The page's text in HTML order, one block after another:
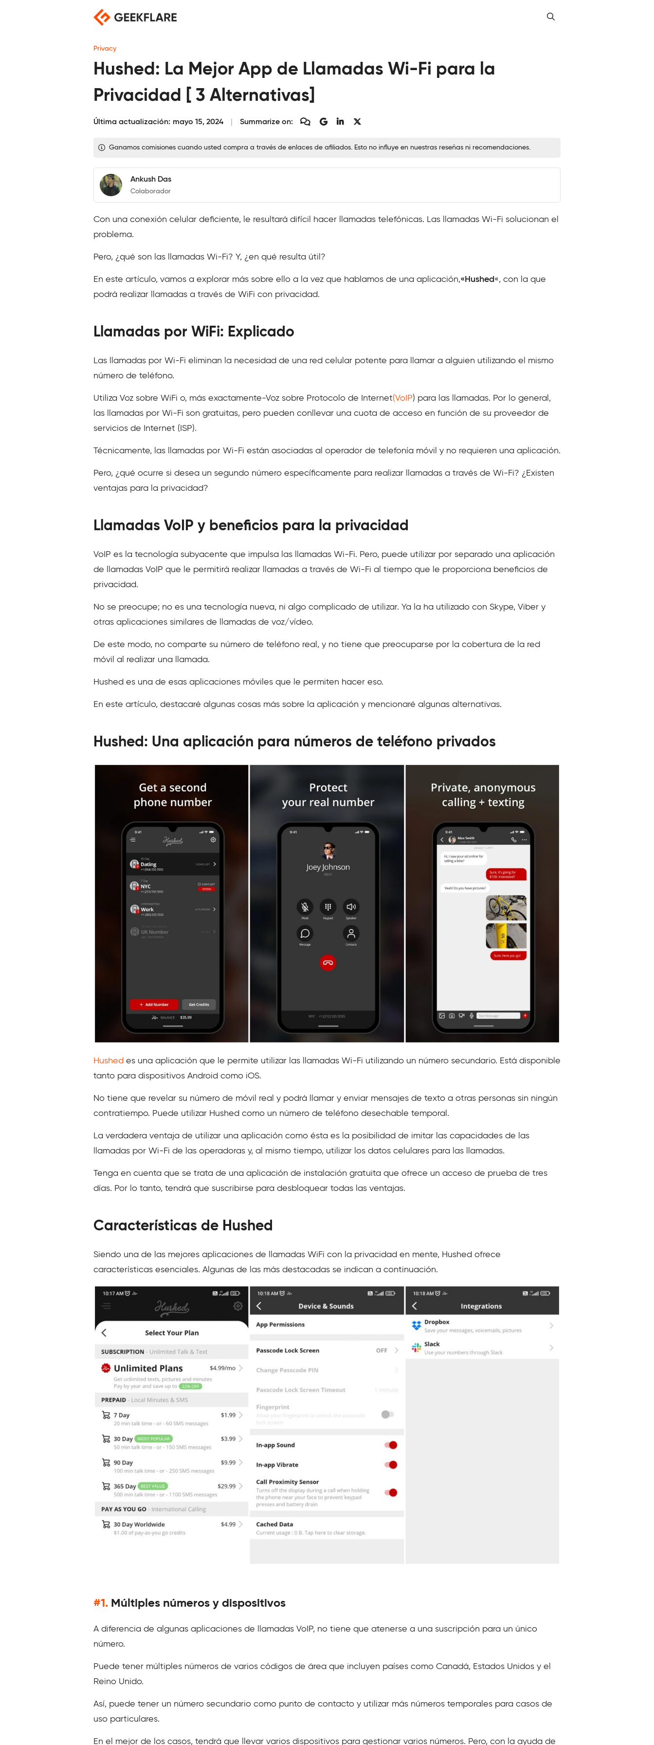
Privacy
Hushed: La Mejor App de Llamadas Wi-Fi para la
Privacidad [ 3 Alternativas]
Última actualización: mayo 15, 2024 Summarize on:
Ganamos comisiones cuando usted compra a través de enlaces de afiliados. Esto no influye en nuestras reseñas ni recomendaciones.
Ankush Das
Colaborador
Con una conexión celular deficiente, le resultará difícil hacer llamadas telefónicas. Las llamadas Wi-Fi solucionan el
problema.
Pero, ¿qué son las llamadas Wi-Fi? Y, ¿en qué resulta útil?
En este artículo, vamos a explorar más sobre ello a la vez que hablamos de una aplicación,«Hushed«, con la que
podrá realizar llamadas a través de WiFi con privacidad.
Llamadas por WiFi: Explicado
Las llamadas por Wi-Fi eliminan la necesidad de una red celular potente para llamar a alguien utilizando el mismo
número de teléfono.
Utiliza Voz sobre WiFi o, más exactamente-Voz sobre Protocolo de Internet(VoIP) para las llamadas. Por lo general,
las llamadas por Wi-Fi son gratuitas, pero pueden conllevar una cuota de acceso en función de su proveedor de
servicios de Internet (ISP).
Técnicamente, las llamadas por Wi-Fi están asociadas al operador de telefonía móvil y no requieren una aplicación.
Pero, ¿qué ocurre si desea un segundo número específicamente para realizar llamadas a través de Wi-Fi? ¿Existen
ventajas para la privacidad?
Llamadas VoIP y beneficios para la privacidad
VoIP es la tecnología subyacente que impulsa las llamadas Wi-Fi. Pero, puede utilizar por separado una aplicación
de llamadas VoIP que le permitirá realizar llamadas a través de Wi-Fi al tiempo que le proporciona beneficios de
privacidad.
No se preocupe; no es una tecnología nueva, ni algo complicado de utilizar. Ya la ha utilizado con Skype, Viber y
otras aplicaciones similares de llamadas de voz/vídeo.
De este modo, no comparte su número de teléfono real, y no tiene que preocuparse por la cobertura de la red
móvil al realizar una llamada.
Hushed es una de esas aplicaciones móviles que le permiten hacer eso.
En este artículo, destacaré algunas cosas más sobre la aplicación y mencionaré algunas alternativas.
Hushed: Una aplicación para números de teléfono privados
Hushed es una aplicación que le permite utilizar las llamadas Wi-Fi utilizando un número secundario. Está disponible
tanto para dispositivos Android como iOS.
No tiene que revelar su número de móvil real y podrá llamar y enviar mensajes de texto a otras personas sin ningún
contratiempo. Puede utilizar Hushed como un número de teléfono desechable temporal.
La verdadera ventaja de utilizar una aplicación como ésta es la posibilidad de imitar las capacidades de las
llamadas por Wi-Fi de las operadoras y, al mismo tiempo, utilizar los datos celulares para las llamadas.
Tenga en cuenta que se trata de una aplicación de instalación gratuita que ofrece un acceso de prueba de tres
días. Por lo tanto, tendrá que suscribirse para desbloquear todas las ventajas.
Características de Hushed
Siendo una de las mejores aplicaciones de llamadas WiFi con la privacidad en mente, Hushed ofrece
características esenciales. Algunas de las más destacadas se indican a continuación.
#1. Múltiples números y dispositivos
A diferencia de algunas aplicaciones de llamadas VoIP, no tiene que atenerse a una suscripción para un único
número.
Puede tener múltiples números de varios códigos de área que incluyen países como Canadá, Estados Unidos y el
Reino Unido.
Así, puede tener un número secundario como punto de contacto y utilizar más números temporales para casos de
uso particulares.
En el mejor de los casos, tendrá que llevar varios dispositivos para gestionar varios números. Pero, con la ayuda de